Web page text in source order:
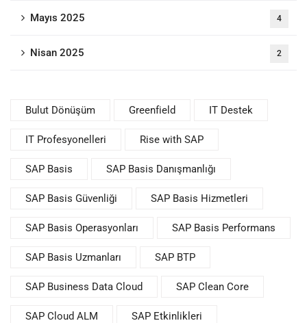
Mayıs 2025 4
Nisan 2025 2
Bulut Dönüşüm Greenfield IT Destek
IT Profesyonelleri Rise with SAP
SAP Basis SAP Basis Danışmanlığı
SAP Basis Güvenliği SAP Basis Hizmetleri
SAP Basis Operasyonları SAP Basis Performans
SAP Basis Uzmanları SAP BTP
SAP Business Data Cloud SAP Clean Core
SAP Cloud ALM SAP Etkinlikleri